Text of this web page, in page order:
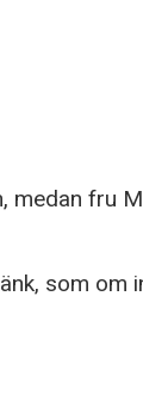
medan fru
som om